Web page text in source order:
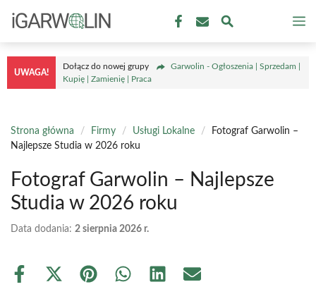
treści
UWAGA!
Dołącz do nowej grupy
Garwolin - Ogłoszenia | Sprzedam |
Kupię | Zamienię | Praca
Strona główna / Firmy / Usługi Lokalne /
Fotograf Garwolin –
Najlepsze Studia w 2026 roku
Fotograf Garwolin – Najlepsze
Studia w 2026 roku
Data dodania: 2 sierpnia 2026 r.
Share
Share Share Share Share Share